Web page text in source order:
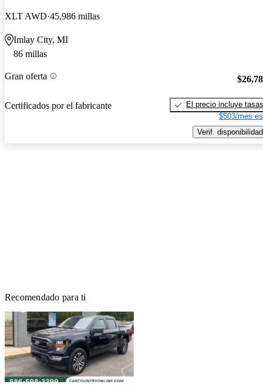
XLT AWD 45,986 millas
Imlay City, MI
86 millas
Gran oferta
Certificados por el fabricante
El precio incluye tasas
$503/mes
Verif. disponibilidad
Recomendado para ti